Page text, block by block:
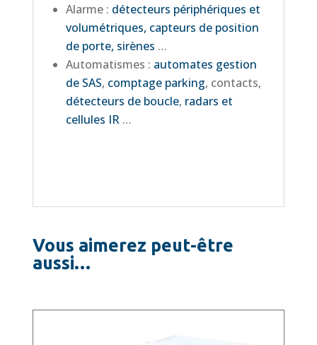
Alarme : détecteurs périphériques et
volumétriques, capteurs de position
de porte, sirènes …
Automatismes : automates gestion
de SAS, comptage parking, contacts,
détecteurs de boucle, radars et
cellules IR…
Vous aimerez peut-être
aussi…